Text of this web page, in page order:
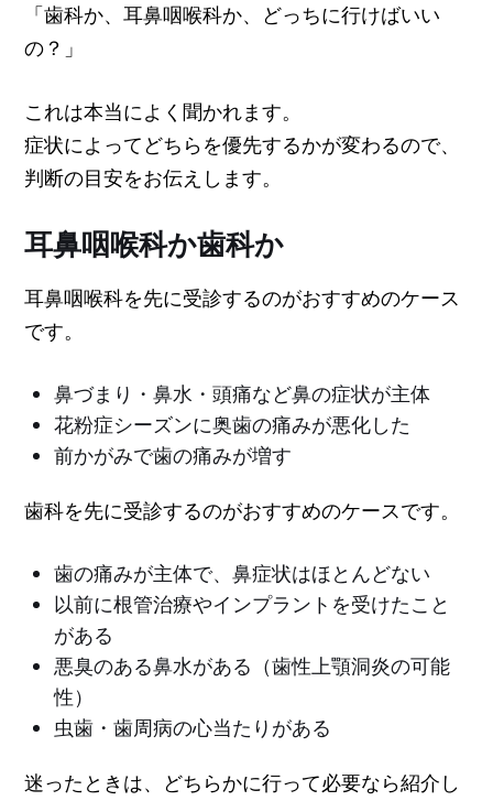
「歯科か、耳鼻咽喉科か、どっちに行けばいい
の？」
これは本当によく聞かれます。
症状によってどちらを優先するかが変わるので、
判断の目安をお伝えします。
耳鼻咽喉科か歯科か
耳鼻咽喉科を先に受診するのがおすすめのケース
です。
鼻づまり・鼻水・頭痛など鼻の症状が主体
花粉症シーズンに奥歯の痛みが悪化した
前かがみで歯の痛みが増す
歯科を先に受診するのがおすすめのケースです。
歯の痛みが主体で、鼻症状はほとんどない
以前に根管治療やインプラントを受けたこと
がある
悪臭のある鼻水がある（歯性上顎洞炎の可能
性）
虫歯・歯周病の心当たりがある
迷ったときは、どちらかに行って必要なら紹介し